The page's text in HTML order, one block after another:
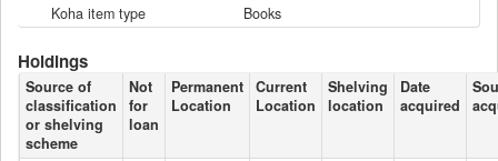
Koha item type
Books
Holdings
Source of
classification
or shelving
scheme
Not
for
loan
Permanent
Location
Current
Location
Shelving
location
Date
acquired